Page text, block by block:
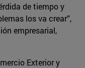
de tiempo y
los va crear”,
empresarial,
Exterior y